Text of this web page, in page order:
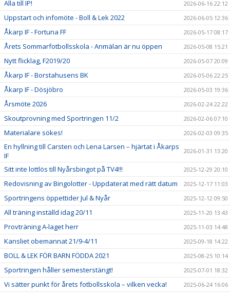
Alla till IP! 2026-06-16 22:12
Uppstart och infomöte - Boll & Lek 2022 2026-06-05 12:36
Åkarp IF - Fortuna FF 2026-05-17 08:17
Årets Sommarfotbollsskola - Anmälan är nu öppen 2026-05-08 15:21
Nytt flicklag, F2019/20 2026-05-07 20:09
Åkarp IF - Borstahusens BK 2026-05-06 22:25
Åkarp IF - Dösjöbro 2026-05-03 19:36
Årsmöte 2026 2026-02-24 22:22
Skoutprovning med Sportringen 11/2 2026-02-06 07:10
Materialare sökes! 2026-02-03 09:35
En hyllning till Carsten och Lena Larsen – hjärtat i Åkarps
IF
2026-01-31 13:20
Sitt inte lottlös till Nyårsbingot på TV4!!! 2025-12-29 20:10
Redovisning av Bingolotter - Uppdaterat med rätt datum 2025-12-17 11:03
Sportringens öppettider Jul & Nyår 2025-12-12 09:50
All träning inställd idag 20/11 2025-11-20 13:43
Provträning A-laget herr 2025-11-03 14:48
Kansliet obemannat 21/9-4/11 2025-09-18 14:22
BOLL & LEK FÖR BARN FÖDDA 2021 2025-08-25 10:14
Sportringen håller semesterstängt! 2025-07-01 18:32
Vi sätter punkt för årets fotbollsskola – vilken vecka! 2025-06-24 16:06